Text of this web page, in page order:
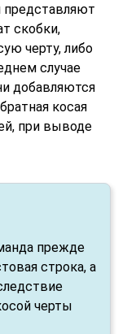
представляют
скобки,
черту, либо
случае
добавляются
косая
при выводе
прежде
строка, а
черты